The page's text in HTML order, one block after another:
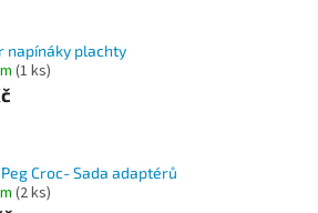
napínáky plachty
(1 ks)
Croc- Sada adaptérů
(2 ks)